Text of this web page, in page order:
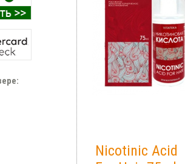
Nicotinic Acid